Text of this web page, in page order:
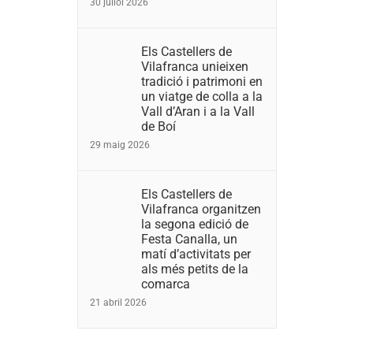
Els Castellers de
Vilafranca unieixen
tradició i patrimoni en
un viatge de colla a la
Vall d’Aran i a la Vall
de Boí
29 maig 2026
Els Castellers de
Vilafranca organitzen
la segona edició de
Festa Canalla, un
matí d’activitats per
als més petits de la
comarca
21 abril 2026